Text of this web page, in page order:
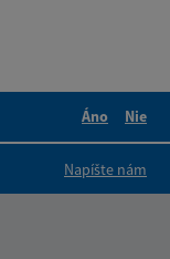
Áno
Nie
Napíšte nám